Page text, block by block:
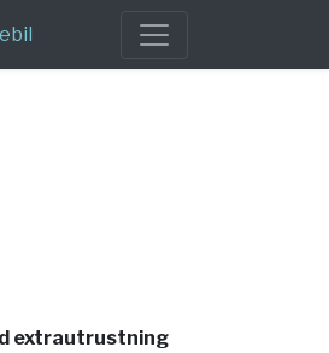
extrautrustning